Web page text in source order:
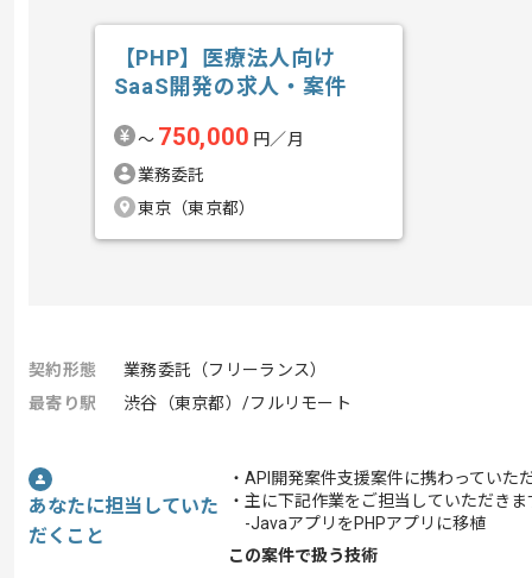
【PHP】医療法人向け
SaaS開発の求人・案件
〜 750,000 円／月
業務委託
東京（東京都）
契約形態
業務委託（フリーランス）
最寄り駅
渋谷（東京都）/フルリモート
あなたに担当していた
だくこと
・API開発案件支援案件に携わっていた
・主に下記作業をご担当していただきま
-JavaアプリをPHPアプリに移植
この案件で扱う技術